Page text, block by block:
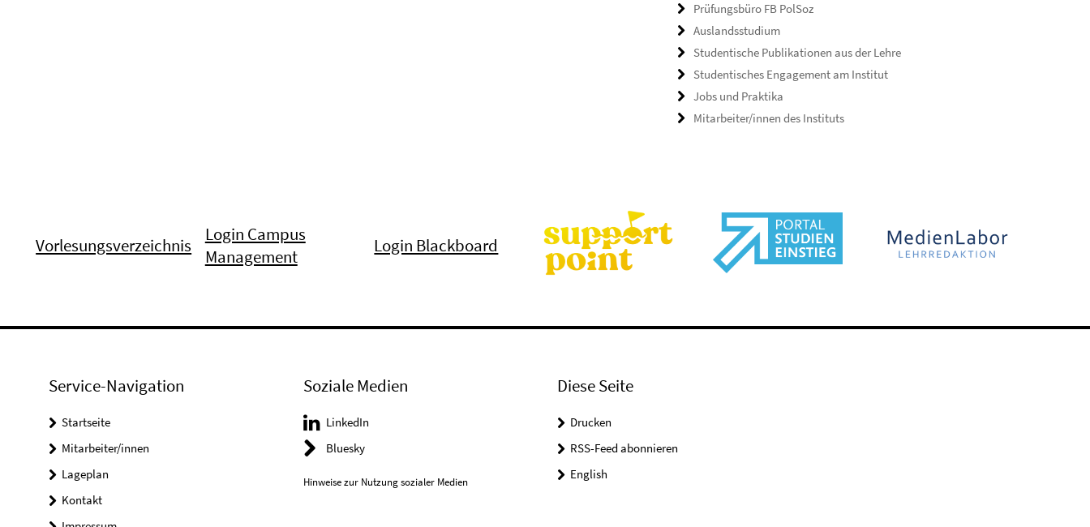
Prüfungsbüro FB PolSoz
Auslandsstudium
Studentische Publikationen aus der Lehre
Studentisches Engagement am Institut
Jobs und Praktika
Mitarbeiter/innen des Instituts
Vorlesungsverzeichnis
Login Campus
Management
Login Blackboard
Service-Navigation
Startseite
Mitarbeiter/innen
Lageplan
Kontakt
Soziale Medien
LinkedIn
Bluesky
Hinweise zur Nutzung sozialer Medien
Diese Seite
Drucken
RSS-Feed abonnieren
English